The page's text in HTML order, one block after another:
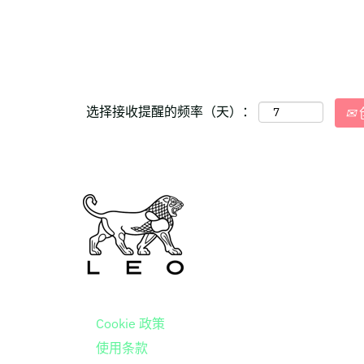
选择接收提醒的频率（天）：
Cookie 政策
使用条款